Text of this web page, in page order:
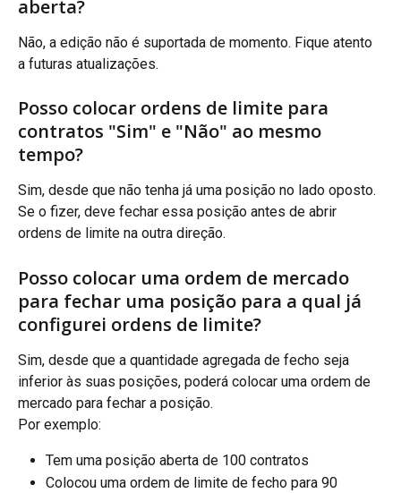
aberta?
Não, a edição não é suportada de momento. Fique atento
a futuras atualizações.
Posso colocar ordens de limite para
contratos "Sim" e "Não" ao mesmo
tempo?
Sim, desde que não tenha já uma posição no lado oposto.
Se o fizer, deve fechar essa posição antes de abrir
ordens de limite na outra direção.
Posso colocar uma ordem de mercado
para fechar uma posição para a qual já
configurei ordens de limite?
Sim, desde que a quantidade agregada de fecho seja
inferior às suas posições, poderá colocar uma ordem de
mercado para fechar a posição.
Por exemplo:
Tem uma posição aberta de 100 contratos
Colocou uma ordem de limite de fecho para 90